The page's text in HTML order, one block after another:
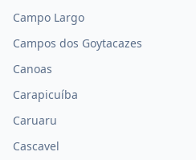
Campo Largo
Campos dos Goytacazes
Canoas
Carapicuíba
Caruaru
Cascavel